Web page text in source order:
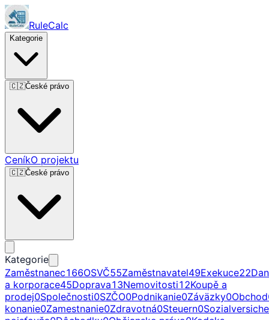
RuleCalc
Kategorie
🇨🇿České právo
CeníkO projektu
🇨🇿České právo
Kategorie
Zaměstnanec166OSVČ55Zaměstnavatel49Exekuce22
a korporace45Doprava13Nemovitosti12Koupě a
prodej0Společnosti0SZČO0Podnikanie0Záväzky0Obchod
konanie0Zamestnanie0Zdravotná0Steuern0